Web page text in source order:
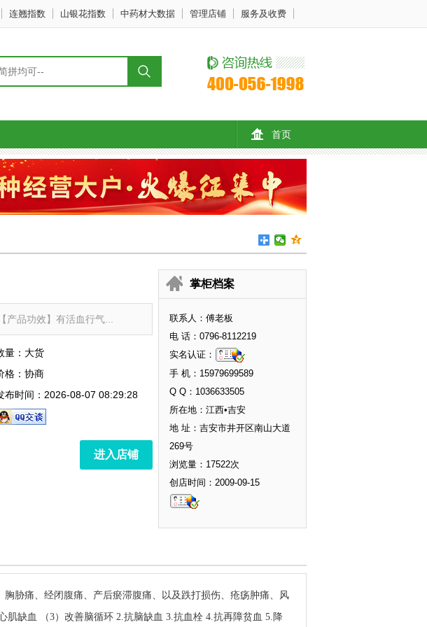
连翘指数 山银花指数 中药材大数据 管理店铺 服务及收费
首页
产品功效】有活血行气...
量：大货
格：协商
布时间：2026-08-07 08:29:28
进入店铺
掌柜档案
联系人：傅老板
电 话：0796-8112219
实名认证：
手 机：15979699589
Q Q：1036633505
所在地：江西•吉安
地 址：吉安市井开区南山大道
269号
浏览量：17522次
创店时间：2009-09-15
胁痛、经闭腹痛、产后瘀滞腹痛、以及跌打损伤、疮疡肿痛、风
缺血 （3）改善脑循环 2.抗脑缺血 3.抗血栓 4.抗再障贫血 5.降